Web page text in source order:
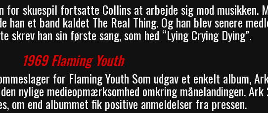
for skuespil fortsatte Collins at arbejde sig mod musikken.
han et band kaldet The Real Thing. Og han blev senere
skrev han sin første sang, som hed “Lying Crying Dying”.
1969 Flaming Youth
for Flaming Youth Som udgav et enkelt album,
nylige medieopmærksomhed omkring månelandingen. Ark
om end albummet fik positive anmeldelser fra pressen.